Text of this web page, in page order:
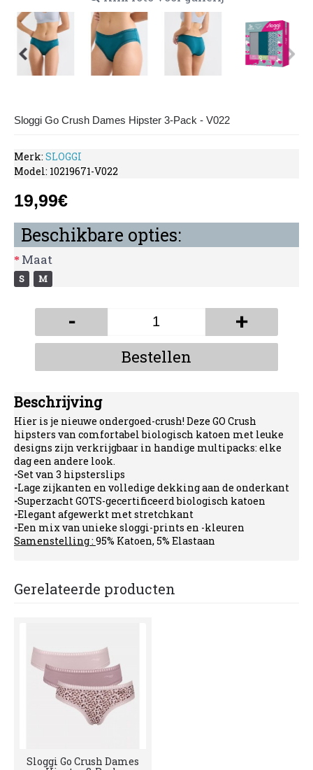
Sloggi Go Crush Dames Hipster 3-Pack - V022
Merk: SLOGGI
Model: 10219671-V022
19,99€
Beschikbare opties:
Maat
S M
- +
Bestellen
Beschrijving
Hier is je nieuwe ondergoed-crush! Deze GO Crush
hipsters van comfortabel biologisch katoen met leuke
designs zijn verkrijgbaar in handige multipacks: elke
dag een andere look.
-Set van 3 hipsterslips
-Lage zijkanten en volledige dekking aan de onderkant
-Superzacht GOTS-gecertificeerd biologisch katoen
-Elegant afgewerkt met stretchkant
-Een mix van unieke sloggi-prints en -kleuren
Samenstelling : 95% Katoen, 5% Elastaan
Gerelateerde producten
Sloggi Go Crush Dames